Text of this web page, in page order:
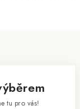
tu pro vás!